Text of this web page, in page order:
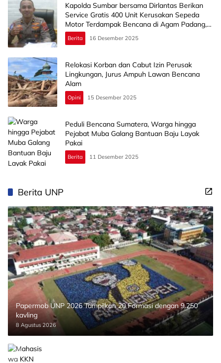
Kapolda Sumbar bersama Dirlantas Berikan
Service Gratis 400 Unit Kerusakan Sepeda
Motor Terdampak Bencana di Agam Padang,
dan Padang Pariaman
Berita 16 Desember 2025
Relokasi Korban dan Cabut Izin Perusak
Lingkungan, Jurus Ampuh Lawan Bencana
Alam
Opini 15 Desember 2025
Peduli Bencana Sumatera, Warga hingga
Pejabat Muba Galang Bantuan Baju Layak
Pakai
Berita 11 Desember 2025
Berita UNP
Papermob UNP 2026 Tampilkan 20 Formasi dengan 9.250
kavling
8 Agustus 2026